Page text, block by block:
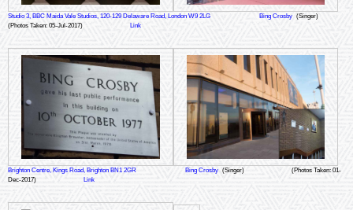
Studio 3, BBC Maida Vale Studios, 120-129 Delaware Road, London W9 2LG Bing Crosby (Singer)
(Photos Taken: 05-Jul-2017)
Link
Brighton Centre, Kings Road, Brighton BN1 2GR Bing Crosby (Singer)
(Photos Taken: 01-
Dec-2017)
Link